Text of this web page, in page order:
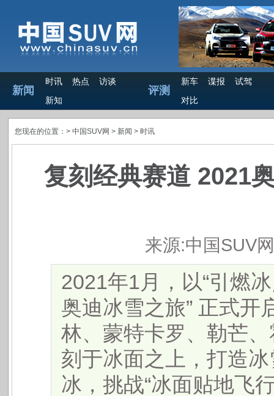
新闻
时讯 热点
访谈
新知
评测
新车 谍报
试驾
对比
您现在的位置：> 中国SUV网 > 新闻 > 时讯
复刻经典赛道 2021
来源:中国SUV网
2021年1月，以“引燃
奥迪冰雪之旅” 正式开
林、蒙特卡罗、勒芒
刻于冰面之上，打造
冰，挑战“冰面贴地飞